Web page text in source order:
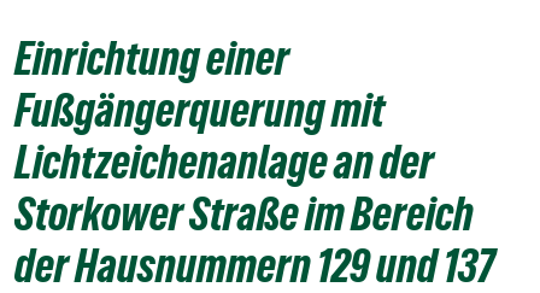
Einrichtung einer
Fußgängerquerung mit
Lichtzeichenanlage an der
Storkower Straße im Bereich
der Hausnummern 129 und 137